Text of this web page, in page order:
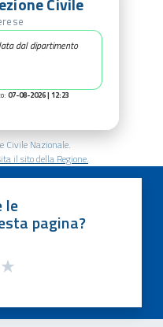
Civile
dal dipartimento
07-08-2026 | 12:23
Civile Nazionale.
il sito della Regione.
le
pagina?